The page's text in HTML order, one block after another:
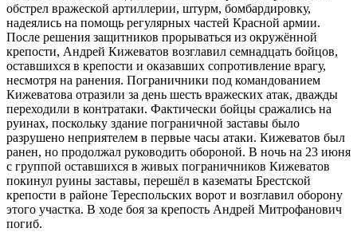
обстрел вражеской артиллерии, штурм, бомбардировку,
надеялись на помощь регулярных частей Красной армии.
После решения защитников прорываться из окружённой
крепости, Андрей Кижеватов возглавил семнадцать бойцов,
оставшихся в крепости и оказавших сопротивление врагу,
несмотря на ранения. Пограничники под командованием
Кижеватова отразили за день шесть вражеских атак, дважды
переходили в контратаки. Фактически бойцы сражались на
руинах, поскольку здание пограничной заставы было
разрушено неприятелем в первые часы атаки. Кижеватов был
ранен, но продолжал руководить обороной. В ночь на 23 июня
с группой оставшихся в живых пограничников Кижеватов
покинул руины заставы, перешёл в казематы Брестской
крепости в районе Тереспольских ворот и возглавил оборо­ну
этого участка. В ходе боя за крепость Андрей Митрофанович
погиб.